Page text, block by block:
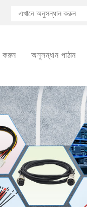
করুন অনুসন্ধান পাঠান